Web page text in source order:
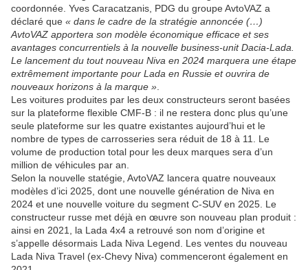
coordonnée. Yves Caracatzanis, PDG du groupe AvtoVAZ a
déclaré que « dans le cadre de la stratégie annoncée (…)
AvtoVAZ apportera son modèle économique efficace et ses
avantages concurrentiels à la nouvelle business-unit Dacia-Lada.
Le lancement du tout nouveau Niva en 2024 marquera une étape
extrêmement importante pour Lada en Russie et ouvrira de
nouveaux horizons à la marque »
Les voitures produites par les deux constructeurs seront basées
sur la plateforme flexible CMF-B : il ne restera donc plus qu’une
seule plateforme sur les quatre existantes aujourd’hui et le
nombre de types de carrosseries sera réduit de 18 à 11. Le
volume de production total pour les deux marques sera d’un
million de véhicules par an.
Selon la nouvelle statégie, AvtoVAZ lancera quatre nouveaux
modèles d’ici 2025, dont une nouvelle génération de Niva en
2024 et une nouvelle voiture du segment C-SUV en 2025. Le
constructeur russe met déjà en œuvre son nouveau plan produit :
ainsi en 2021, la Lada 4x4 a retrouvé son nom d’origine et
s’appelle désormais Lada Niva Legend. Les ventes du nouveau
Lada Niva Travel (ex-Chevy Niva) commenceront également en